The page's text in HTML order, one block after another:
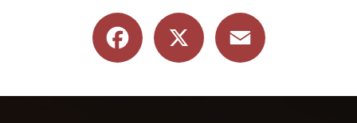
Facebook